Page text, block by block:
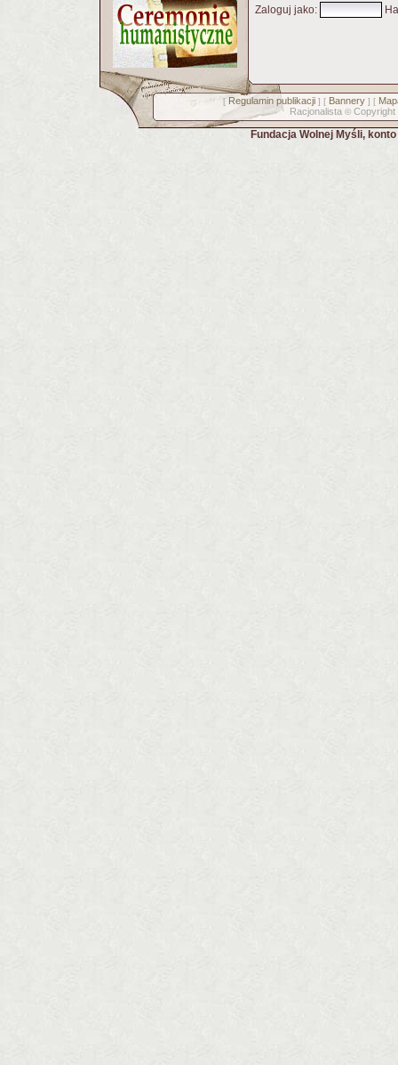
Zaloguj jako:
[ Regulamin publikacji] [ Bannery] [
Racjonalista © Copyright
Fundacja Wolnej Myśli,